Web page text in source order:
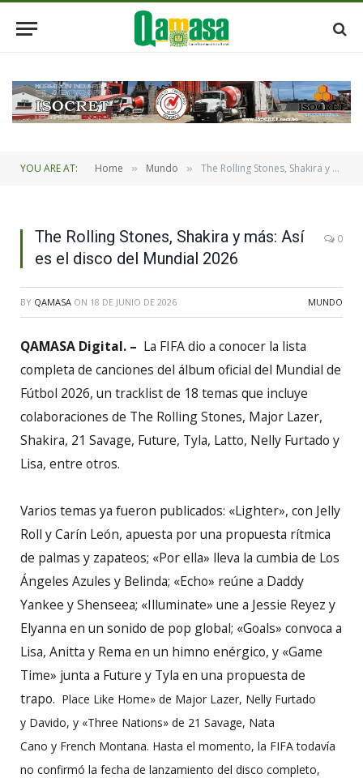
YOU ARE AT: Home » Mundo » The Rolling Stones, Shakira y más: Así es el disco del Mundial 2026
The Rolling Stones, Shakira y más: Así
es el disco del Mundial 2026
0
BY QAMASA ON 18 DE JUNIO DE 2026 MUNDO
QAMASA Digital. – La FIFA dio a conocer la lista
completa de canciones del álbum oficial del Mundial de
Fútbol 2026, un tracklist de 18 temas que incluye
colaboraciones de The Rolling Stones, Major Lazer,
Shakira, 21 Savage, Future, Tyla, Latto, Nelly Furtado y
Lisa, entre otros.
Varios temas ya fueron publicados: «Lighter», con Jelly
Roll y Carín León, apuesta por una propuesta rítmica
de palmas y zapateos; «Por ella» lleva la cumbia de Los
Ángeles Azules y Belinda; «Echo» reúne a Daddy
Yankee y Shenseea; «Illuminate» une a Jessie Reyez y
Elyanna en un sonido de pop global; «Goals» convoca a
Lisa, Anitta y Rema en un himno enérgico, y «Game
Time» junta a Future y Tyla en una propuesta de
trapo. Place Like Home» de Major Lazer, Nelly Furtado
y Davido, y «Three Nations» de 21 Savage, Nata
Cano y French Montana. Hasta el momento, la FIFA todavía
no confirmó la fecha de lanzamiento del disco completo,